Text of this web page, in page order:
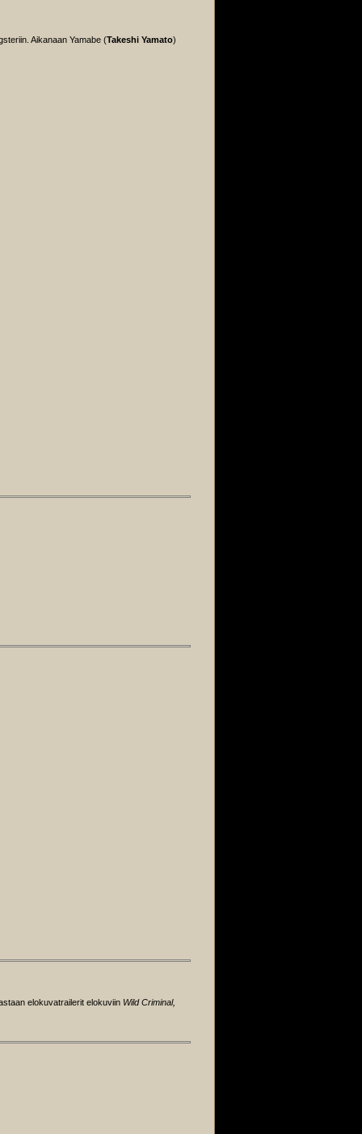
Aikanaan Yamabe (Takeshi Yamato)
elokuvatrailerit elokuviin Wild Criminal,